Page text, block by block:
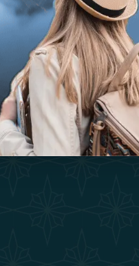
Termini E Condizioni
Diventa Un Partner
Our Team